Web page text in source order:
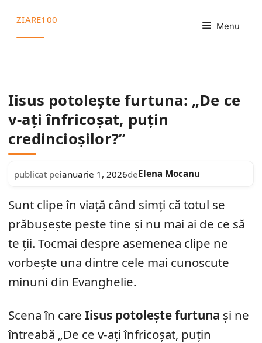
conținut
ZIARE100
Menu
Iisus potolește furtuna: „De ce
v-ați înfricoșat, puțin
credincioșilor?”
publicat peianuarie 1, 2026deElena Mocanu
Sunt clipe în viață când simți că totul se
prăbușește peste tine și nu mai ai de ce să
te ții. Tocmai despre asemenea clipe ne
vorbește una dintre cele mai cunoscute
minuni din Evanghelie.
Scena în care Iisus potolește furtuna și ne
întreabă „De ce v-ați înfricoșat, puțin